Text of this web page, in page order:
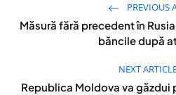
PREVIOUS
Măsură fără precedent în
băncile după
NEXT
Republica Moldova va găzdui